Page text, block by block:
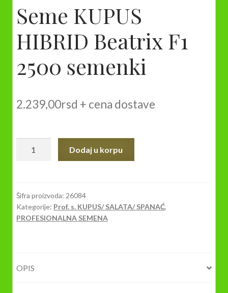
Seme KUPUS
HIBRID Beatrix F1
2500 semenki
2.239,00rsd + cena dostave
F1
2500
semenki
Dodaj u korpu
Šifra proizvoda: 26084
Kategorije: Prof. s. KUPUS/ SALATA/ SPANAĆ,
PROFESIONALNA SEMENA
OPIS